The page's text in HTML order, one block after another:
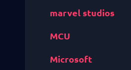
marvel studios
MCU
Microsoft